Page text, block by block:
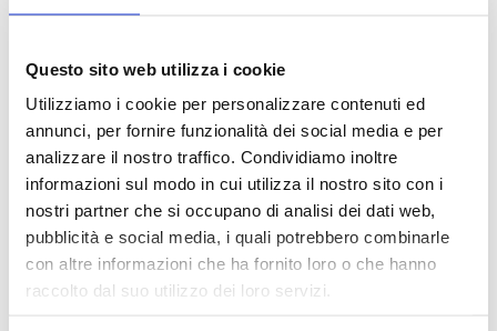
Questo sito web utilizza i cookie
Utilizziamo i cookie per personalizzare contenuti ed
annunci, per fornire funzionalità dei social media e per
analizzare il nostro traffico. Condividiamo inoltre
informazioni sul modo in cui utilizza il nostro sito con i
nostri partner che si occupano di analisi dei dati web,
pubblicità e social media, i quali potrebbero combinarle
con altre informazioni che ha fornito loro o che hanno
raccolto dal suo utilizzo dei loro servizi.